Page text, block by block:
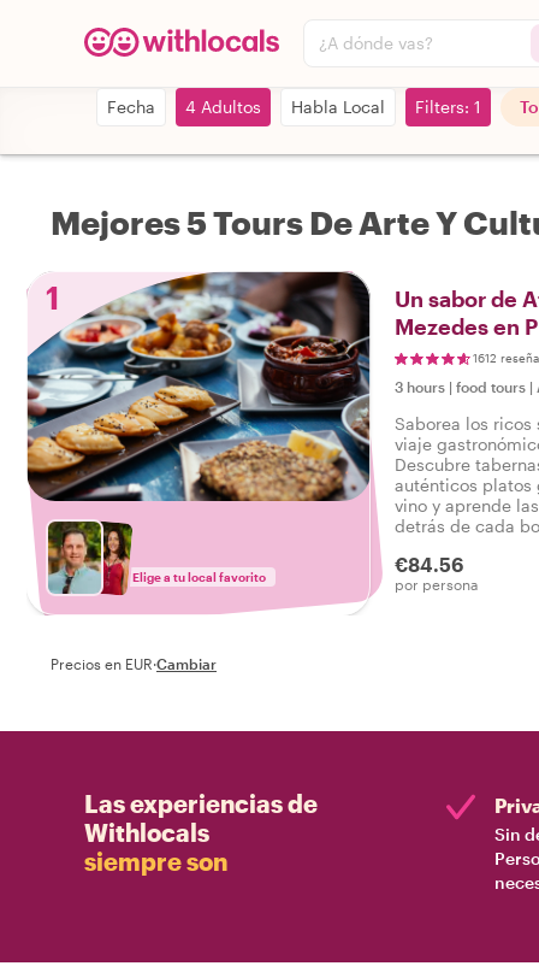
¿A dónde vas?
Fecha 4 Adultos Habla Local Filters: 1
Mejores 5 Tours De Arte Y
1
Elige a tu local favorito
Un sabor de
Mezedes en
1612
3 hours | food tours |
Saborea los ricos
viaje
Descubre
auténticos platos
vino y aprende
detrás de cada
€84.56
por persona
Precios en EUR·Cambiar
Las experiencias de
Withlocals
siempre son
Sin